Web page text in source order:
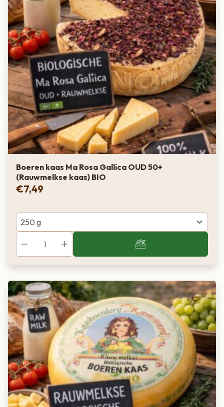
Boeren kaas Ma Rosa Gallica OUD 50+
(Rauwmelkse kaas) BIO
€7,49